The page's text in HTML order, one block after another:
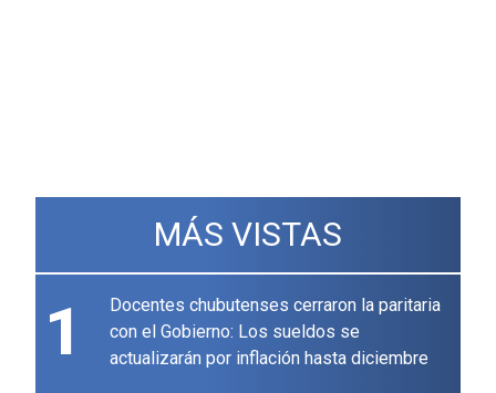
MÁS VISTAS
1
Docentes chubutenses cerraron la paritaria
con el Gobierno: Los sueldos se
actualizarán por inflación hasta diciembre